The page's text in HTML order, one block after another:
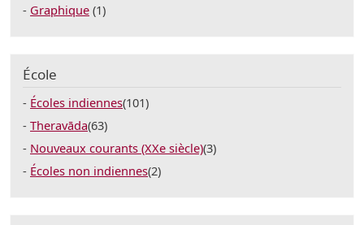
Graphique (1)
École
Écoles indiennes(101)
Theravāda(63)
Nouveaux courants (XXe siècle)(3)
Écoles non indiennes(2)